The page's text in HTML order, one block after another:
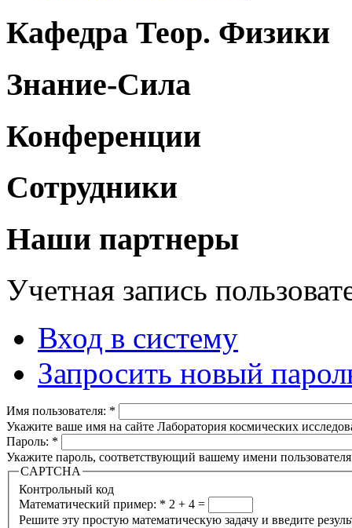
Кафедра Теор. Физики
Знание-Сила
Конференции
Сотрудники
Наши партнеры
Учетная запись
Вход в систему
Запросить новый
Имя пользователя: *
Укажите ваше имя на сайте Лаборатория космических
Пароль: *
Укажите пароль, соответствующий вашему имени
CAPTCHA
Контрольный код
Математический пример: * 2 + 4 =
Решите эту простую математическую задачу и введите